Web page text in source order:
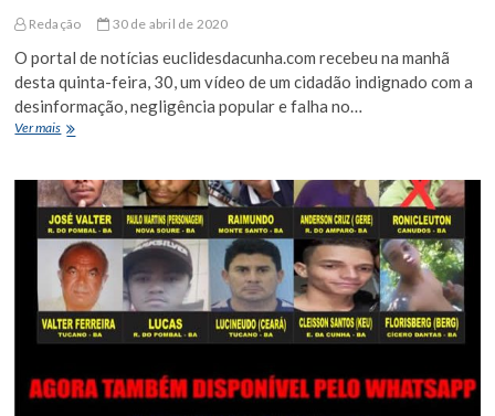
milhão
Redação 30 de abril de 2020
O portal de notícias euclidesdacunha.com recebeu na manhã
desta quinta-feira, 30, um vídeo de um cidadão indignado com a
desinformação, negligência popular e falha no…
Ver maisMoradores
de
contaminação
por
Covid-
19
fazendo
festa
na
zona
de
Euclides